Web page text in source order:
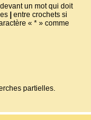
devant un mot qui doit
| entre crochets si
« * » comme
partielles.